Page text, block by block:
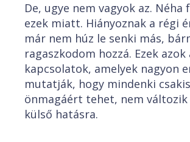
De, ugye nem vagyok az. Néha
ezek miatt. Hiányoznak a régi
már nem húz le senki más,
ragaszkodom hozzá. Ezek azok
kapcsolatok, amelyek nagyon
mutatják, hogy mindenki csakis
önmagáért tehet, nem változik
külső hatásra.